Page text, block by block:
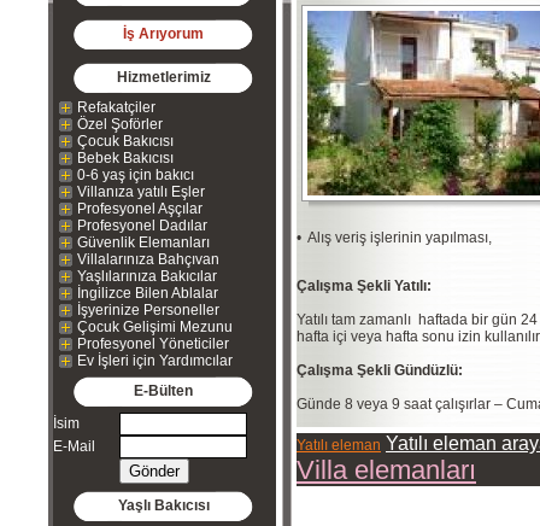
İş Arıyorum
Hizmetlerimiz
Refakatçiler
Özel Şoförler
Çocuk Bakıcısı
Bebek Bakıcısı
0-6 yaş için bakıcı
Villanıza yatılı Eşler
Profesyonel Aşçılar
Profesyonel Dadılar
Güvenlik Elemanları
Villalarınıza Bahçıvan
Yaşlılarınıza Bakıcılar
İngilizce Bilen Ablalar
İşyerinize Personeller
Çocuk Gelişimi Mezunu
Profesyonel Yöneticiler
Ev İşleri için Yardımcılar
E-Bülten
İsim
E-Mail
Yaşlı Bakıcısı
• Alış veriş işlerinin yapılması,
Çalışma Şekli Yatılı:
Yatılı tam zamanlı haftada bir gün
hafta içi veya hafta sonu izin
Çalışma Şekli Gündüzlü:
Günde 8 veya 9 saat çalışırlar –
Yatılı eleman Yatılı eleman
Villa elemanları